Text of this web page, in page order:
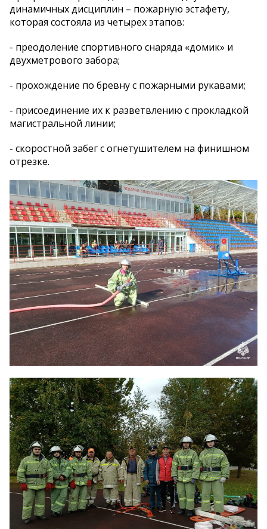
динамичных дисциплин – пожарную эстафету,
которая состояла из четырех этапов:
- преодоление спортивного снаряда «домик» и
двухметрового забора;
- прохождение по бревну с пожарными рукавами;
- присоединение их к разветвлению с прокладкой
магистральной линии;
- скоростной забег с огнетушителем на финишном
отрезке.